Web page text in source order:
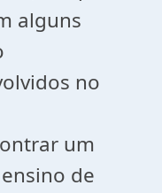
alguns
no
um
de